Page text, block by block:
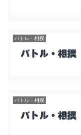
バトル・相撲
バトル・相撲